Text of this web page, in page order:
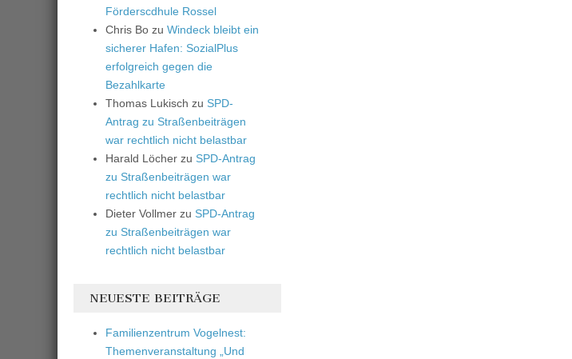
Förderscdhule Rossel
Chris Bo zu Windeck bleibt ein
sicherer Hafen: SozialPlus
erfolgreich gegen die
Bezahlkarte
Thomas Lukisch zu SPD-
Antrag zu Straßenbeiträgen
war rechtlich nicht belastbar
Harald Löcher zu SPD-Antrag
zu Straßenbeiträgen war
rechtlich nicht belastbar
Dieter Vollmer zu SPD-Antrag
zu Straßenbeiträgen war
rechtlich nicht belastbar
NEUESTE BEITRÄGE
Familienzentrum Vogelnest:
Themenveranstaltung „Und